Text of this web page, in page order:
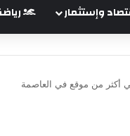
وإستثمار
في أكثر من موقع في العاصمة